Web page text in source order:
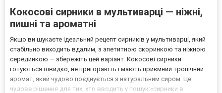
Кокосові сирники в мультиварці — ніжні,
пишні та ароматні
Якщо ви шукаєте ідеальний рецепт сирників у мультиварці, який
стабільно виходить вдалим, з апетитною скоринкою та ніжною
серединкою — збережіть цей варіант. Кокосові сирники
готуються швидко, не пригорають і мають приємний тропічний
аромат, який чудово поєднується з натуральним сиром. Це
чудове рішення для тих, хто вводить у пошук:«сирники в